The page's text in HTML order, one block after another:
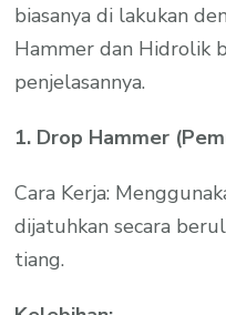
biasanya di lakukan
Hammer dan Hidrolik
penjelasannya.
1. Drop Hammer
Cara Kerja:
dijatuhkan secara
tiang.